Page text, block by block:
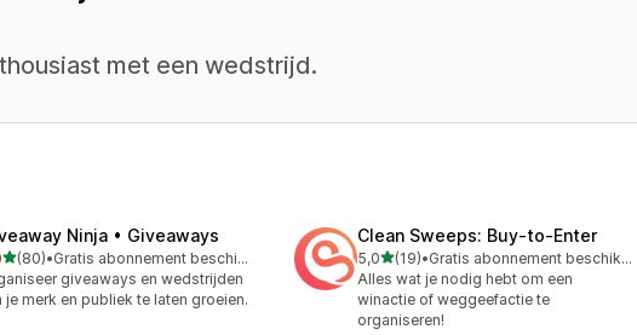
met een wedstrijd.
Ninja • Giveaways
van 5 sterren
(80) in totaal
•
Gratis abonnement beschikbaar
giveaways en wedstrijden
je merk en publiek te laten groeien.
Clean Sweeps: Buy‑to‑Enter
5,0van 5 sterren
(19)
19 recensies in totaal
•
Gratis abonnement beschikbaar
Alles wat je nodig hebt om een
winactie of weggeefactie te
organiseren!